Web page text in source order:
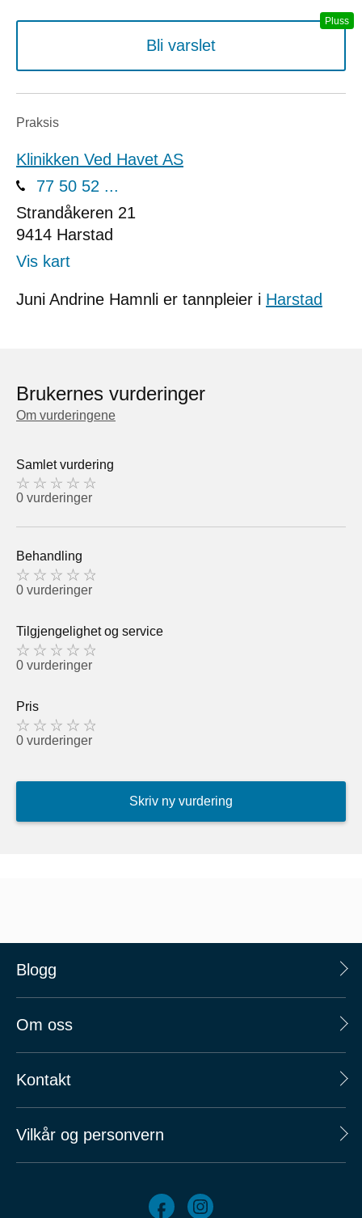
Bli varslet
Praksis
Klinikken Ved Havet AS
77 50 52 ...
Strandåkeren 21
9414 Harstad
Vis kart
Juni Andrine Hamnli er tannpleier i Harstad
Brukernes vurderinger
Om vurderingene
Samlet vurdering
0 vurderinger
Behandling
0 vurderinger
Tilgjengelighet og service
0 vurderinger
Pris
0 vurderinger
Skriv ny vurdering
Blogg
Om oss
Kontakt
Vilkår og personvern